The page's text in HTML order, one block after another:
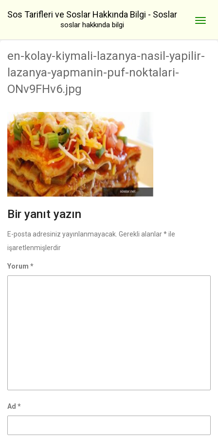
Sos Tarifleri ve Soslar Hakkında Bilgi - Soslar
soslar hakkında bilgi
en-kolay-kiymali-lazanya-nasil-yapilir-
lazanya-yapmanin-puf-noktalari-
ONv9FHv6.jpg
Bir yanıt yazın
E-posta adresiniz yayınlanmayacak. Gerekli alanlar*ile
işaretlenmişlerdir
Yorum *
Ad *